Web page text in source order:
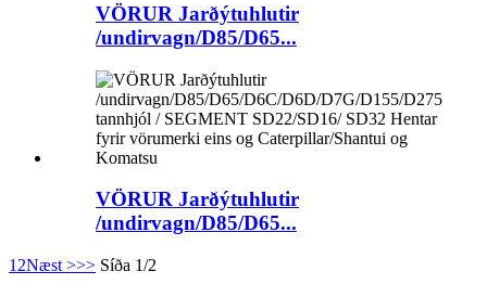
VÖRUR Jarðýtuhlutir
/undirvagn/D85/D65...
VÖRUR Jarðýtuhlutir
/undirvagn/D85/D65...
1 2Næst >>> Síða 1/2